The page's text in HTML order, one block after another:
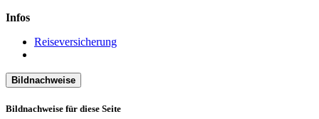
Infos
Reiseversicherung
Bildnachweise
Bildnachweise für diese Seite